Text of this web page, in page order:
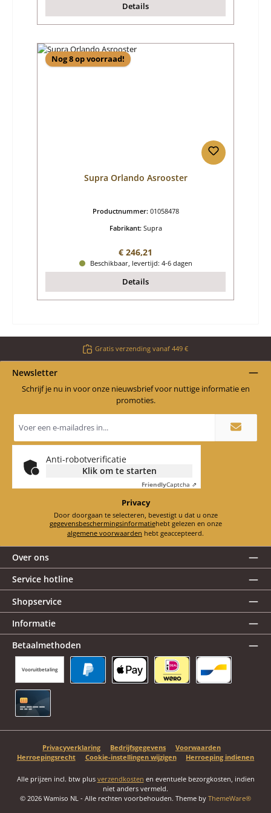
Details
Nog 8 op voorraad!
Supra Orlando Asrooster
Productnummer: 01058478
Fabrikant: Supra
Normale prijs:
€ 246,21
Beschikbaar, levertijd: 4-6 dagen
Details
Gratis verzending vanaf 449 €
Newsletter
Schrijf je nu in voor onze nieuwsbrief voor nuttige informatie en
promoties.
E-
mailadres
Anti-robotverificatie
Klik om te starten
FriendlyCaptcha ⇗
Privacy
Door doorgaan te selecteren, bevestigt u dat u onze
gegevensbeschermingsinformatie
hebt gelezen en onze
algemene voorwaarden hebt geaccepteerd.
Over ons
Service hotline
Shopservice
Informatie
Betaalmethoden
Vooruitbetaling
Privacyverklaring Bedrijfsgegevens
Voorwaarden
Herroepingsrecht
Cookie-instellingen wijzigen Herroeping indienen
Alle prijzen incl. btw plus verzendkosten en eventuele bezorgkosten, indien
niet anders vermeld.
© 2026 Wamiso NL - Alle rechten voorbehouden. Theme by ThemeWare®